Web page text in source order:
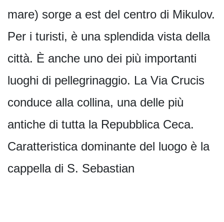
mare) sorge a est del centro di Mikulov.
Per i turisti, è una splendida vista della
città. È anche uno dei più importanti
luoghi di pellegrinaggio. La Via Crucis
conduce alla collina, una delle più
antiche di tutta la Repubblica Ceca.
Caratteristica dominante del luogo è la
cappella di S. Sebastian